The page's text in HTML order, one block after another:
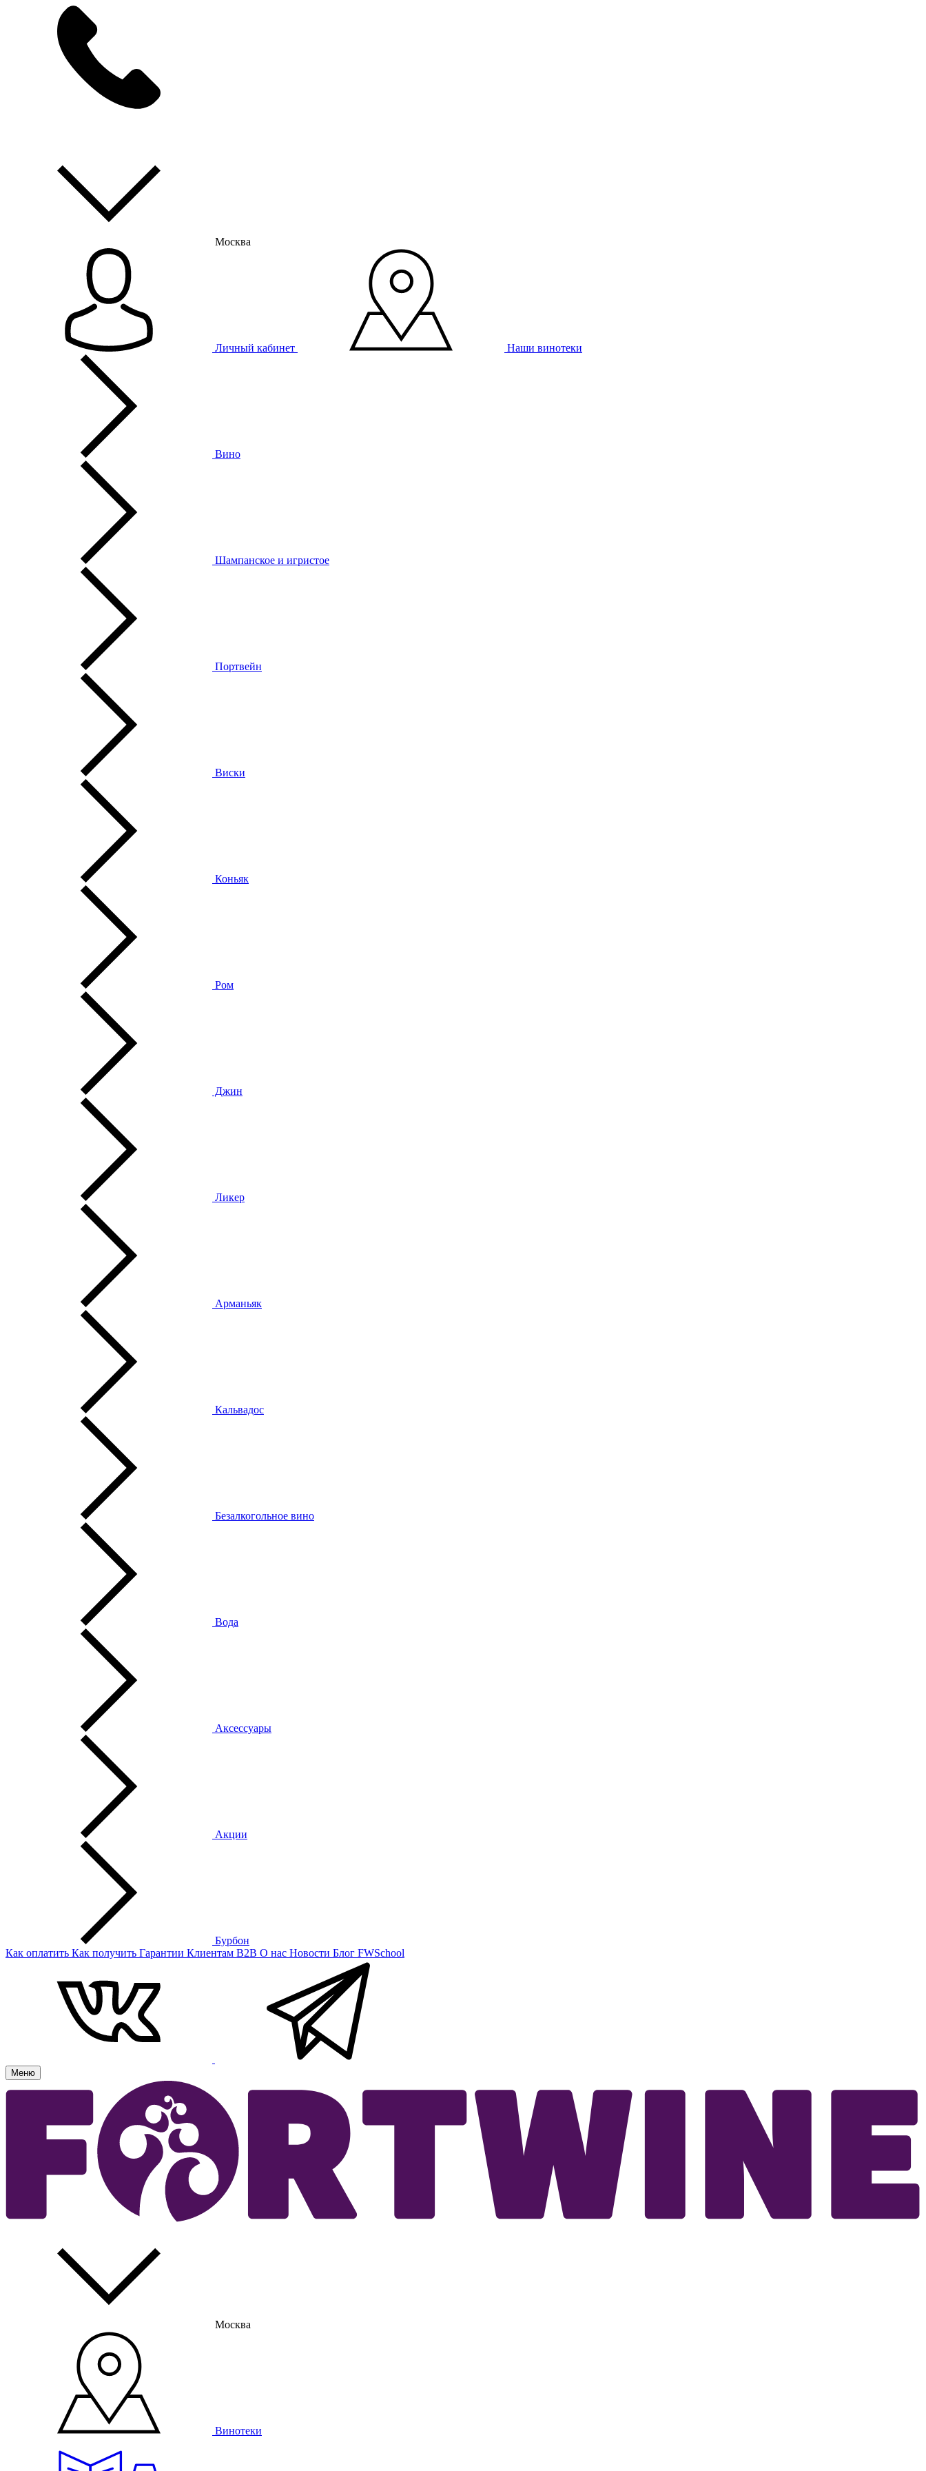
Москва
Личный кабинет Наши винотеки
Вино
Шампанское и игристое
Портвейн
Виски
Коньяк
Ром
Джин
Ликер
Арманьяк
Кальвадос
Безалкогольное вино
Вода
Аксессуары
Акции
Бурбон
Как оплатить Как получить Гарантии Клиентам B2B О нас Новости Блог FWSchool
Меню
Москва
Винотеки